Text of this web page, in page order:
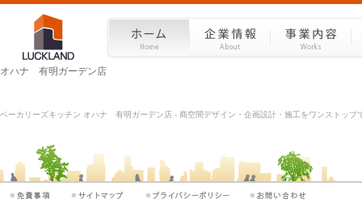
オハナ 有明ガーデン店
ベーカリーズキッチン オハナ 有明ガーデン店 - 商空間デザイン・企画設計・施工をワンストップ